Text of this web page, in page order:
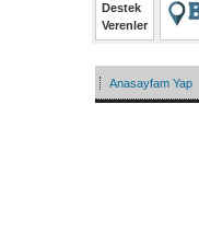
Destek
Verenler
Anasayfam Yap